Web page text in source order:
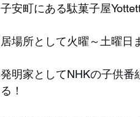
子安町にある駄菓子屋
居場所として火曜～土曜日
発明家としてNHKの子供番
る！